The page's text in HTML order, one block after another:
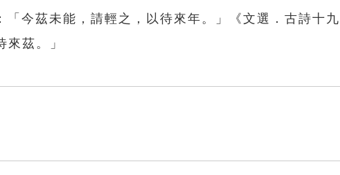
今茲未能，請輕之，以待來年。」《文選．古詩十
茲。」